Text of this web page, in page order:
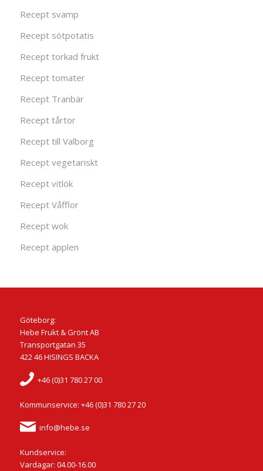
Recept svamp
Recept sötpotatis
Recept torkad frukt
Recept tomater
Recept Tranbär
Recept tårtor
Recept till Valborg
Recept vegetariskt
Recept vitlök
Recept Våfflor
Recept wok
Recept äpplen
Göteborg:
Hebe Frukt & Grönt AB
Transportgatan 35
422 46 HISINGS BACKA
+46 (0)31 780 27 00
Kommunservice: +46 (0)31 780 27 20
info@hebe.se
Kundservice:
Vardagar: 04.00-16.00